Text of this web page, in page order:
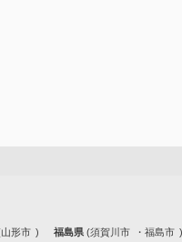
山形市 福島県 須賀川市 福島市